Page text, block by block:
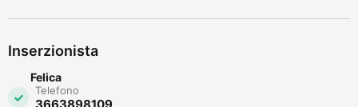
Inserzionista
Felica
Telefono
3663898109